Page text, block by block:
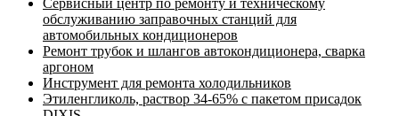
Сервисный центр по ремонту и техническому
обслуживанию заправочных станций для
автомобильных кондиционеров
Ремонт трубок и шлангов автокондиционера, сварка
аргоном
Инструмент для ремонта холодильников
Этиленгликоль, раствор 34-65% с пакетом присадок